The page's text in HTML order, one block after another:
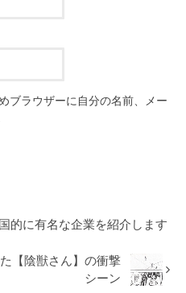
ブラウザーに自分の名前、メー
的に有名な企業を紹介します
【陰獣さん】の衝撃
シーン